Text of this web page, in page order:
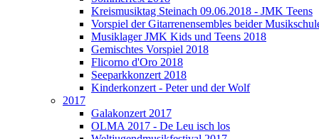
Kreismusiktag Steinach 09.06.2018 - JMK Teens
Vorspiel der Gitarrenensembles beider
Musiklager JMK Kids und Teens 2018
Gemischtes Vorspiel 2018
Flicorno d'Oro 2018
Seeparkkonzert 2018
Kinderkonzert - Peter und der Wolf
2017
Galakonzert 2017
OLMA 2017 - De Leu isch los